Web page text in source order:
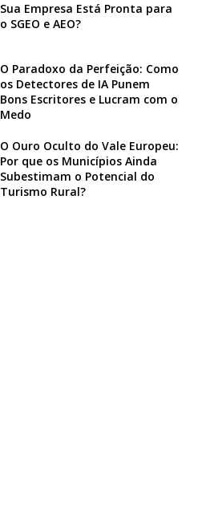
Sua Empresa Está Pronta para
o SGEO e AEO?
O Paradoxo da Perfeição: Como
os Detectores de IA Punem
Bons Escritores e Lucram com o
Medo
O Ouro Oculto do Vale Europeu:
Por que os Municípios Ainda
Subestimam o Potencial do
Turismo Rural?